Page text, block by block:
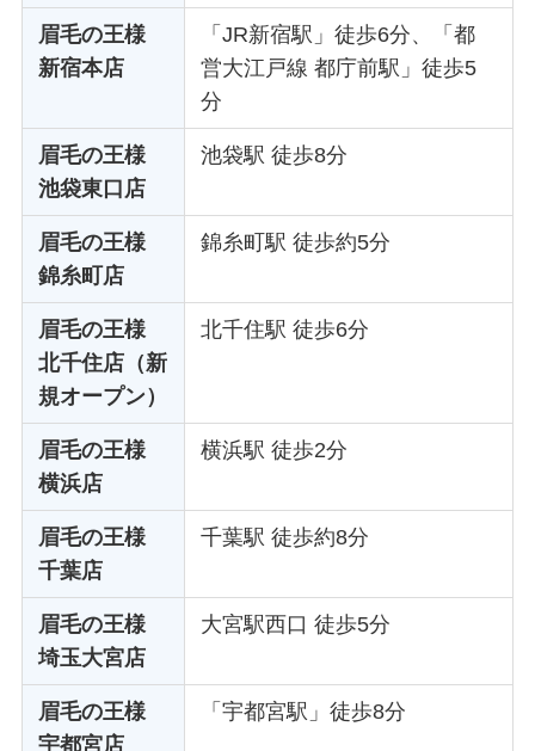
眉毛の王様
新宿本店
「JR新宿駅」徒歩6分、「都
営大江戸線 都庁前駅」徒歩5
分
眉毛の王様
池袋東口店
池袋駅 徒歩8分
眉毛の王様
錦糸町店
錦糸町駅 徒歩約5分
眉毛の王様
北千住店（新
規オープン）
北千住駅 徒歩6分
眉毛の王様
横浜店
横浜駅 徒歩2分
眉毛の王様
千葉店
千葉駅 徒歩約8分
眉毛の王様
埼玉大宮店
大宮駅西口 徒歩5分
眉毛の王様
宇都宮店
「宇都宮駅」徒歩8分